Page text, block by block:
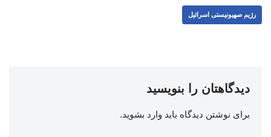
رژیم صهیونیستی اسرائیل
دیدگاهتان را بنویسید
برای نوشتن دیدگاه باید وارد بشوید.